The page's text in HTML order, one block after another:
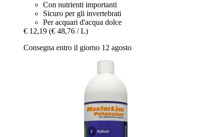
Con nutrienti importanti
Sicuro per gli invertebrati
Per acquari d'acqua dolce
€ 12,19 (€ 48,76 / L)
Consegna entro il giorno 12 agosto